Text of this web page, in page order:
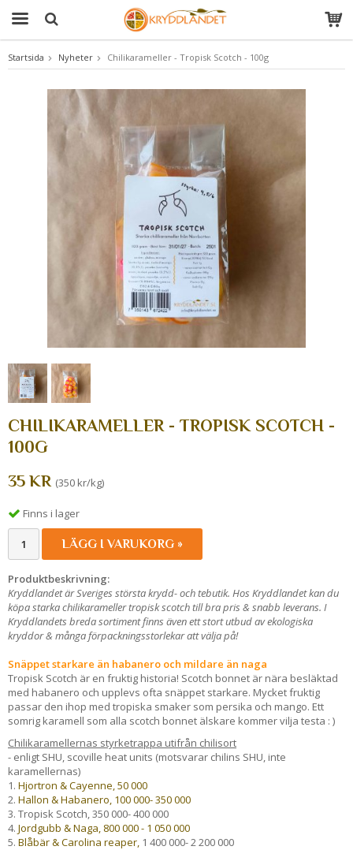
Produkten har blivit tillagd i varukorgen
Startsida Nyheter Chilikarameller - Tropisk Scotch - 100g
CHILIKARAMELLER - TROPISK SCOTCH -
100G
35 KR (350 kr/kg)
Finns i lager
LÄGG I VARUKORG »
Produktbeskrivning:
Kryddlandet är Sveriges största krydd- och tebutik. Hos Kryddlandet kan du
köpa starka chilikarameller tropisk scotch till bra pris & snabb leverans. I
Kryddlandets breda sortiment finns även ett stort utbud av ekologiska
kryddor & många förpackningsstorlekar att välja på!
Snäppet starkare än habanero och mildare än naga
Tropisk Scotch är en fruktig historia! Scotch bonnet är nära besläktad
med habanero och upplevs ofta snäppet starkare. Mycket fruktig
passar den ihop med tropiska smaker som persika och mango. Ett
somrig karamell som alla scotch bonnet älskare kommer vilja testa : )
Chilikaramellernas styrketrappa utifrån chilisort
- enligt SHU, scoville heat units (motsvarar chilins SHU, inte
karamellernas)
1. Hjortron & Cayenne, 50 000
2. Hallon & Habanero, 100 000- 350 000
3. Tropisk Scotch, 350 000- 400 000
4. Jordgubb & Naga, 800 000 - 1 050 000
5. Blåbär & Carolina reaper, 1 400 000- 2 200 000